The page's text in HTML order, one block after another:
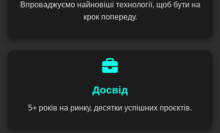
Впроваджуємо найновіші технології, щоб бути на
крок попереду.
Досвід
5+ років на ринку, десятки успішних проєктів.